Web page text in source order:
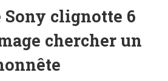
Sony clignotte 6
chercher un